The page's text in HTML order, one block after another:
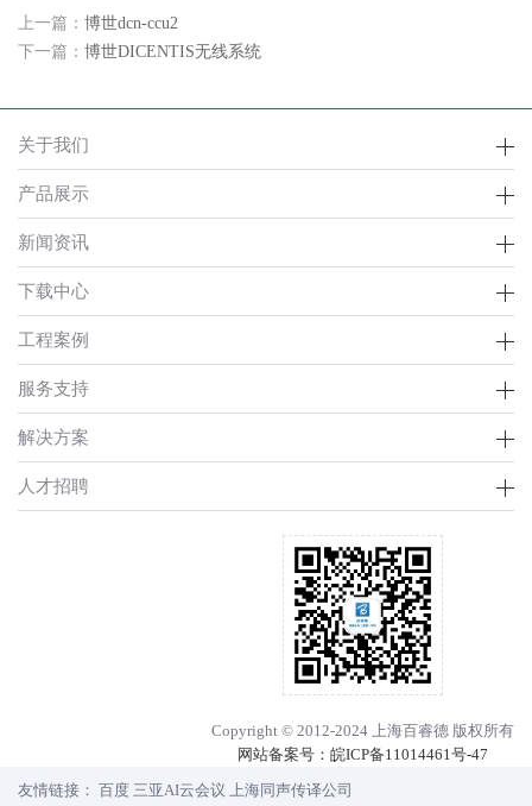
上一篇： 博世dcn-ccu2
下一篇： 博世DICENTIS无线系统
关于我们
产品展示
新闻资讯
下载中心
工程案例
服务支持
解决方案
人才招聘
Copyright © 2012-2024 上海百睿德 版权所有
网站备案号： 皖ICP备11014461号-47
友情链接： 百度 三亚AI云会议 上海同声传译公司